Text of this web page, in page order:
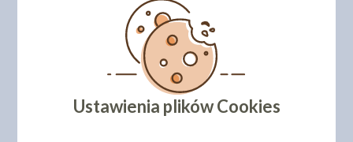
FORMA SILIKONOWA -
30,14 zł
DO KOSZYKA DO KOSZYKA
Ustawienia plików Cookies